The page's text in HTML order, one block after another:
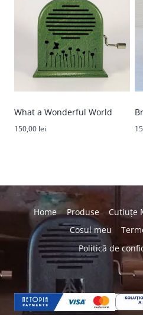
What a Wonderful World
150,00 lei
Home Produse
Cutiuțe
Cosul meu
Politică de